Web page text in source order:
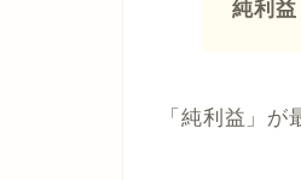
純利益
「純利益」が